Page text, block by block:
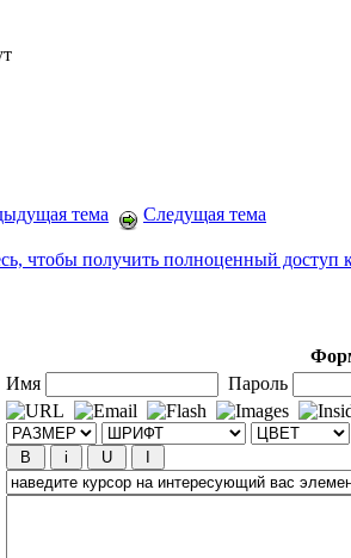
тема Следущая тема
чтобы получить полноценный доступ
Имя
Пароль